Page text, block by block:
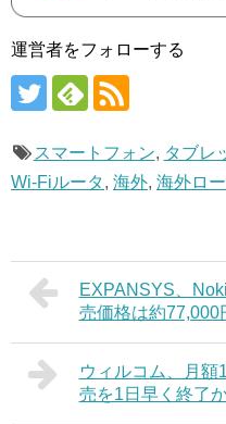
運営者をフォローする
スマートフォン, タブレ
Wi-Fiルータ, 海外, 海外ロ
EXPANSYS、
売価格は約77,000
ウィルコム、月額
売を1日早く終了